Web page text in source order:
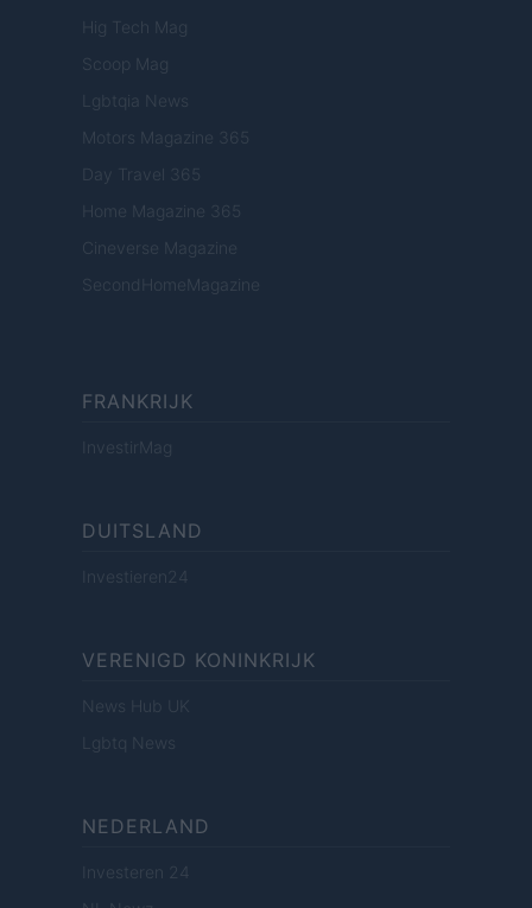
Hig Tech Mag
Scoop Mag
Lgbtqia News
Motors Magazine 365
Day Travel 365
Home Magazine 365
Cineverse Magazine
SecondHomeMagazine
FRANKRIJK
InvestirMag
DUITSLAND
Investieren24
VERENIGD KONINKRIJK
News Hub UK
Lgbtq News
NEDERLAND
Investeren 24